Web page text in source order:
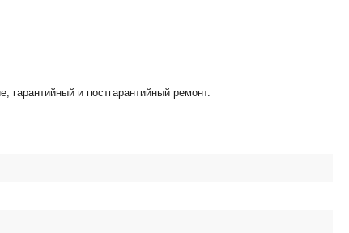
и постгарантийный ремонт.